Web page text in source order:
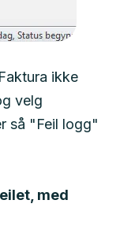
ikke
velg
så "Feil logg"
med